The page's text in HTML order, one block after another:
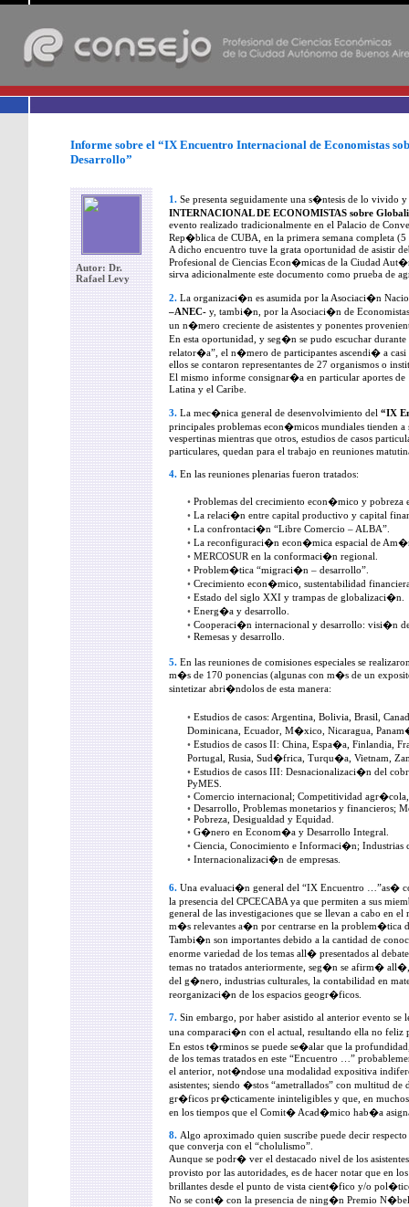
Informe sobre el “IX Encuentro Internacional de Economistas
Desarrollo”
Autor: Dr.
Rafael Levy
1. Se presenta seguidamente una s�ntesis de lo vivido
INTERNACIONAL DE ECONOMISTAS sobre
evento realizado tradicionalmente en el Palacio de
Rep�blica de CUBA, en la primera semana completa
A dicho encuentro tuve la grata oportunidad de asistir
Profesional de Ciencias Econ�micas de la Ciudad
sirva adicionalmente este documento como prueba de
2. La organizaci�n es asumida por la Asociaci�n
–ANEC- y, tambi�n, por la Asociaci�n de
un n�mero creciente de asistentes y ponentes
En esta oportunidad, y seg�n se pudo escuchar
relator�a”, el n�mero de participantes ascendi� a casi
ellos se contaron representantes de 27 organismos o
El mismo informe consignar�a en particular aportes
Latina y el Caribe.
3. La mec�nica general de desenvolvimiento del “IX
principales problemas econ�micos mundiales tienden a
vespertinas mientras que otros, estudios de casos
particulares, quedan para el trabajo en reuniones
4. En las reuniones plenarias fueron tratados:
• Problemas del crecimiento econ�mico y
• La relaci�n entre capital productivo y capital
• La confrontaci�n “Libre Comercio – ALBA”.
• La reconfiguraci�n econ�mica espacial de
• MERCOSUR en la conformaci�n regional.
• Problem�tica “migraci�n – desarrollo”.
• Crecimiento econ�mico, sustentabilidad
• Estado del siglo XXI y trampas de globalizaci�n.
• Energ�a y desarrollo.
• Cooperaci�n internacional y desarrollo: visi�n
• Remesas y desarrollo.
5. En las reuniones de comisiones especiales se
m�s de 170 ponencias (algunas con m�s de un
sintetizar abri�ndolos de esta manera:
• Estudios de casos: Argentina, Bolivia, Brasil,
Dominicana, Ecuador, M�xico, Nicaragua,
• Estudios de casos II: China, Espa�a, Finlandia,
Portugal, Rusia, Sud�frica, Turqu�a, Vietnam,
• Estudios de casos III: Desnacionalizaci�n del
PyMES.
• Comercio internacional; Competitividad
• Desarrollo, Problemas monetarios y financieros;
• Pobreza, Desigualdad y Equidad.
• G�nero en Econom�a y Desarrollo Integral.
• Ciencia, Conocimiento e Informaci�n; Industrias
• Internacionalizaci�n de empresas.
6. Una evaluaci�n general del “IX Encuentro …”as�
la presencia del CPCECABA ya que permiten a sus
general de las investigaciones que se llevan a cabo en el
m�s relevantes a�n por centrarse en la
Tambi�n son importantes debido a la cantidad de
enorme variedad de los temas all� presentados al
temas no tratados anteriormente, seg�n se afirm�
del g�nero, industrias culturales, la contabilidad en
reorganizaci�n de los espacios geogr�ficos.
7. Sin embargo, por haber asistido al anterior evento se
una comparaci�n con el actual, resultando ella no feliz
En estos t�rminos se puede se�alar que la
de los temas tratados en este “Encuentro …”
el anterior, not�ndose una modalidad expositiva
asistentes; siendo �stos “ametrallados” con multitud de
gr�ficos pr�cticamente ininteligibles y que, en muchos
en los tiempos que el Comit� Acad�mico hab�a
8. Algo aproximado quien suscribe puede decir
que converja con el “cholulismo”.
Aunque se podr� ver el destacado nivel de los
provisto por las autoridades, es de hacer notar que en
brillantes desde el punto de vista cient�fico y/o
No se cont� con la presencia de ning�n Premio